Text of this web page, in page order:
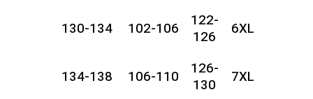
6XL
122-
126
102-106
130-134
7XL
126-
130
106-110
134-138